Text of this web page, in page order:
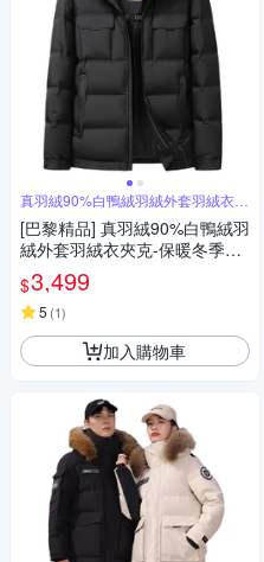
真羽絨90%白鴨絨羽絨外套羽絨衣夾
克
[巴黎精品] 真羽絨90%白鴨絨羽
絨外套羽絨衣夾克-保暖冬季加
厚防寒休閒男外套3色a1is52
$3,499
5 (1)
加入購物車